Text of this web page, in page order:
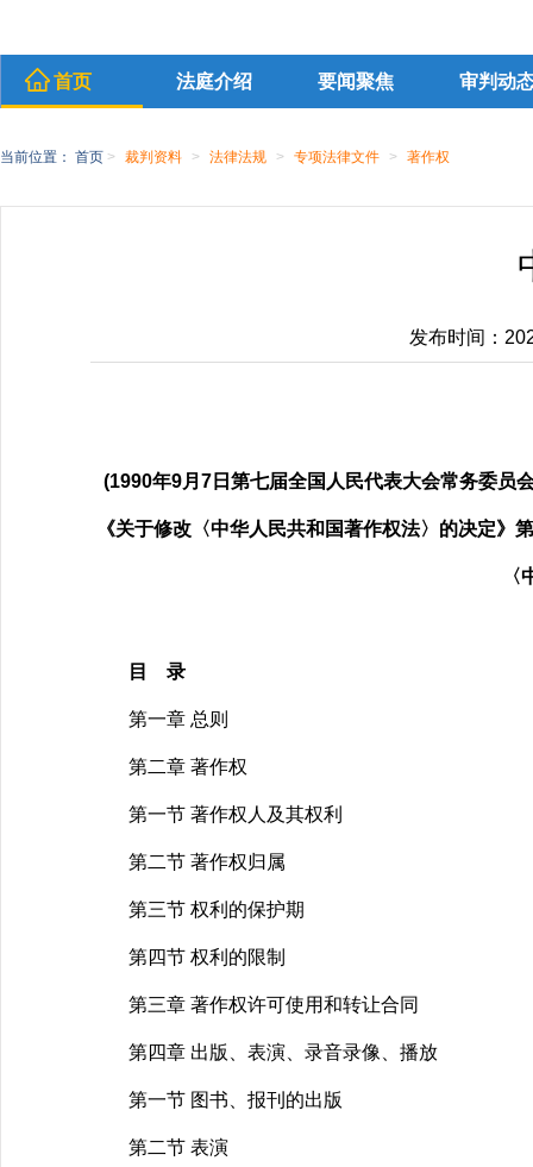
首页 法庭介绍 要闻聚焦 审判动
当前位置： 首页 > 裁判资料 > 法律法规 > 专项法律文件 > 著作权
发布时间：
(1990年9月7日第七届全国人民代表大会常务委
《关于修改〈中华人民共和国著作权法〉的决定
目 录
第一章 总则
第二章 著作权
第一节 著作权人及其权利
第二节 著作权归属
第三节 权利的保护期
第四节 权利的限制
第三章 著作权许可使用和转让合同
第四章 出版、表演、录音录像、播放
第一节 图书、报刊的出版
第二节 表演